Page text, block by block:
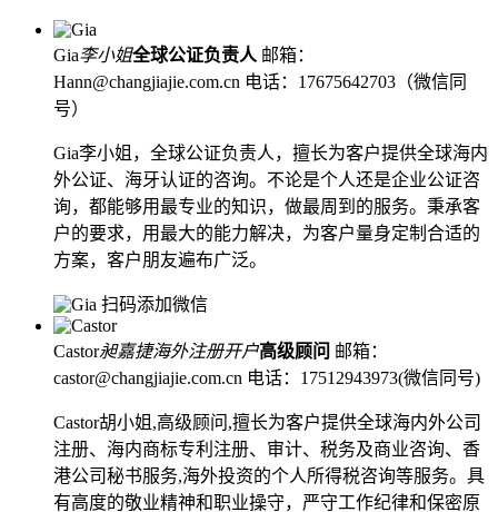
Gia李小姐全球公证负责人 邮箱：
Hann@changjiajie.com.cn 电话：17675642703（微信同
号）
Gia李小姐，全球公证负责人，擅长为客户提供全球海内
外公证、海牙认证的咨询。不论是个人还是企业公证咨
询，都能够用最专业的知识，做最周到的服务。秉承客
户的要求，用最大的能力解决，为客户量身定制合适的
方案，客户朋友遍布广泛。
扫码添加微信
Castor昶嘉捷海外注册开户高级顾问 邮箱：
castor@changjiajie.com.cn 电话：17512943973(微信同号)
Castor胡小姐,高级顾问,擅长为客户提供全球海内外公司
注册、海内商标专利注册、审计、税务及商业咨询、香
港公司秘书服务,海外投资的个人所得税咨询等服务。具
有高度的敬业精神和职业操守，严守工作纪律和保密原